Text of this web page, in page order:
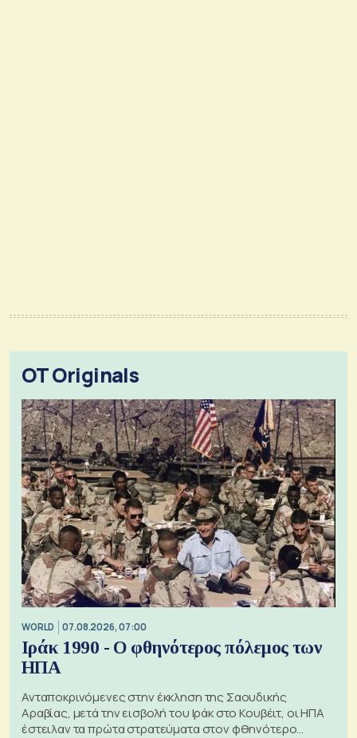
OT Originals
WORLD 07.08.2026, 07:00
Ιράκ 1990 - Ο φθηνότερος πόλεμος των
ΗΠΑ
Ανταποκρινόμενες στην έκκληση της Σαουδικής
Αραβίας, μετά την εισβολή του Ιράκ στο Κουβέιτ, οι ΗΠΑ
έστειλαν τα πρώτα στρατεύματα στον φθηνότερο